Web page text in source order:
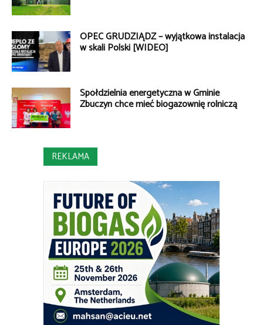
OPEC GRUDZIĄDZ – wyjątkowa instalacja
w skali Polski [WIDEO]
Spółdzielnia energetyczna w Gminie
Zbuczyn chce mieć biogazownię rolniczą
REKLAMA